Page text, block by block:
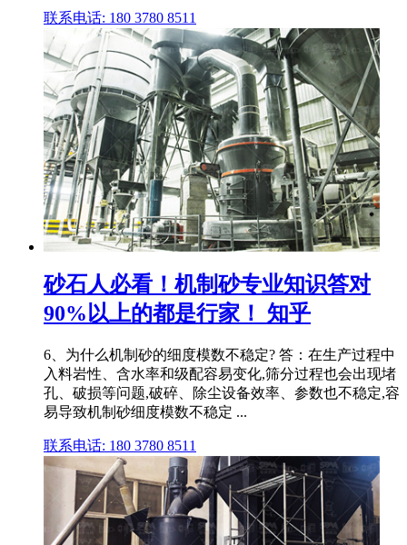
联系电话: 180 3780 8511
砂石人必看！机制砂专业知识答对
90%以上的都是行家！ 知乎
6、为什么机制砂的细度模数不稳定? 答：在生产过程中
入料岩性、含水率和级配容易变化,筛分过程也会出现堵
孔、破损等问题,破碎、除尘设备效率、参数也不稳定,容
易导致机制砂细度模数不稳定 ...
联系电话: 180 3780 8511